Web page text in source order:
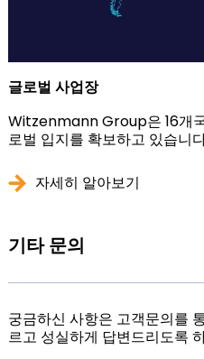
글로벌 사업장
Witzenmann Group은 16개
로벌 입지를 확보하고 있습니
자세히 알아보기
기타 문의
궁금하신 사항은 고객문의를
르고 성실하게 답변드리도록